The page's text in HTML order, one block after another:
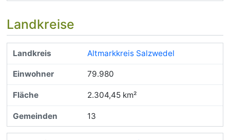
Landkreise
Altmarkkreis Salzwedel
79.980
2.304,45 km²
13